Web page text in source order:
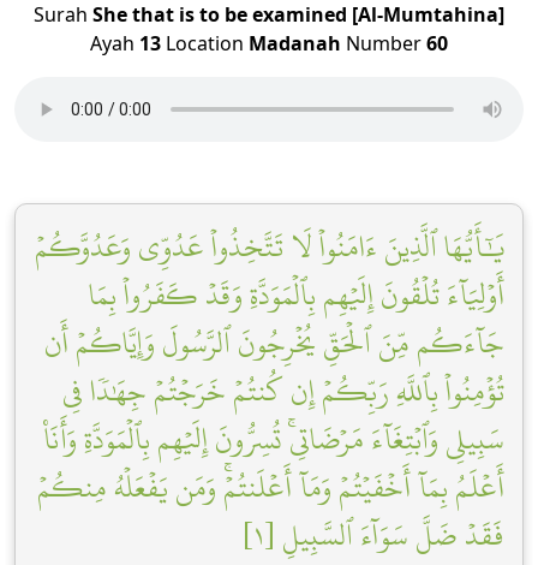
Surah She that is to be examined [Al-Mumtahina]
Ayah 13 Location Madanah Number60
يَٰٓأَيُّهَا ٱلَّذِينَ ءَامَنُواْ لَا تَتَّخِذُواْ عَدُوِّي وَعَدُوَّكُمۡ
أَوۡلِيَآءَ تُلۡقُونَ إِلَيۡهِم بِٱلۡمَوَدَّةِ وَقَدۡ كَفَرُواْ بِمَا
جَآءَكُم مِّنَ ٱلۡحَقِّ يُخۡرِجُونَ ٱلرَّسُولَ وَإِيَّاكُمۡ أَن
تُؤۡمِنُواْ بِٱللَّهِ رَبِّكُمۡ إِن كُنتُمۡ خَرَجۡتُمۡ جِهَٰدٗا فِي
سَبِيلِي وَٱبۡتِغَآءَ مَرۡضَاتِيۚ تُسِرُّونَ إِلَيۡهِم بِٱلۡمَوَدَّةِ وَأَنَا۠
أَعۡلَمُ بِمَآ أَخۡفَيۡتُمۡ وَمَآ أَعۡلَنتُمۡۚ وَمَن يَفۡعَلۡهُ مِنكُمۡ
فَقَدۡ ضَلَّ سَوَآءَ ٱلسَّبِيلِ [١]